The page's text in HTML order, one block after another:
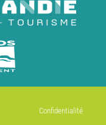
Confidentialité